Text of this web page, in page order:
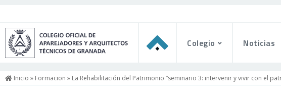
Colegio Noticias
Inicio » Formacion » La Rehabilitación del Patrimonio “seminario 3: intervenir y vivir con el